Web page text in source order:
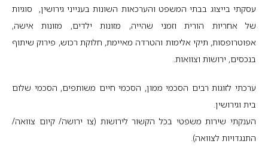
עסקתי בייצוג בבתי המשפט והערכאות השונות בענייני גירושין, סוגיות
של אחריות הורית וזמני שהייה, מזונות ילדים, מזונות אישה,
אפוטרופסות, תיקי אלימות והטרדה מאיימת, חלוקת רכוש, פירוק שיתוף
בנכסים, ירושות וצוואות.
ערכתי לזוגות רבים הסכמי ממון, הסכמי חיים משותפים, הסכמי שלום
בית וגירושין.
הענקתי שירות משפטי בכל הקשור לירושות (צו ירושה/ קיום צוואה/
התנגדויות לצוואה).